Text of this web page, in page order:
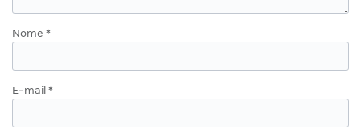
Nome *
E-mail *